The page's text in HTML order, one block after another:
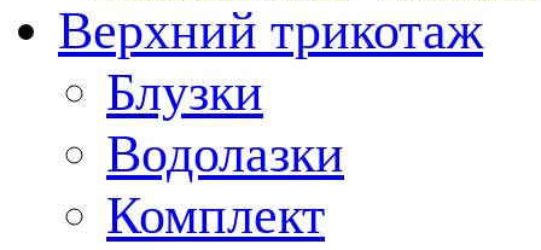
Верхний трикотаж
Блузки
Водолазки
Комплект